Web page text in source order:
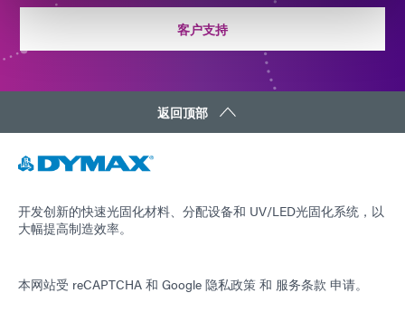
客户支持
返回顶部
开发创新的快速光固化材料、分配设备和 UV/LED光固化系统，以
大幅提高制造效率。
本网站受 reCAPTCHA 和 Google 隐私政策 和 服务条款 申请。